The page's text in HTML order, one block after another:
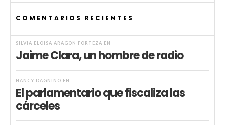
COMENTARIOS RECIENTES
SILVIA ELOISA ARAGÓN FORTEZA EN
Jaime Clara, un hombre de radio
NANCY DAGNINO EN
El parlamentario que fiscaliza las
cárceles